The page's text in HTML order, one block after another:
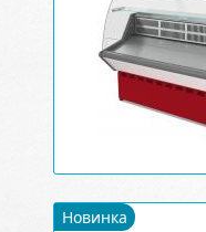
Новинка